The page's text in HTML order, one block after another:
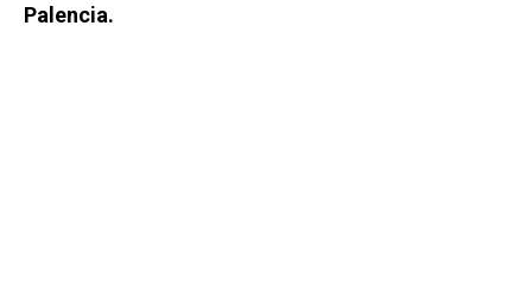
Palencia.